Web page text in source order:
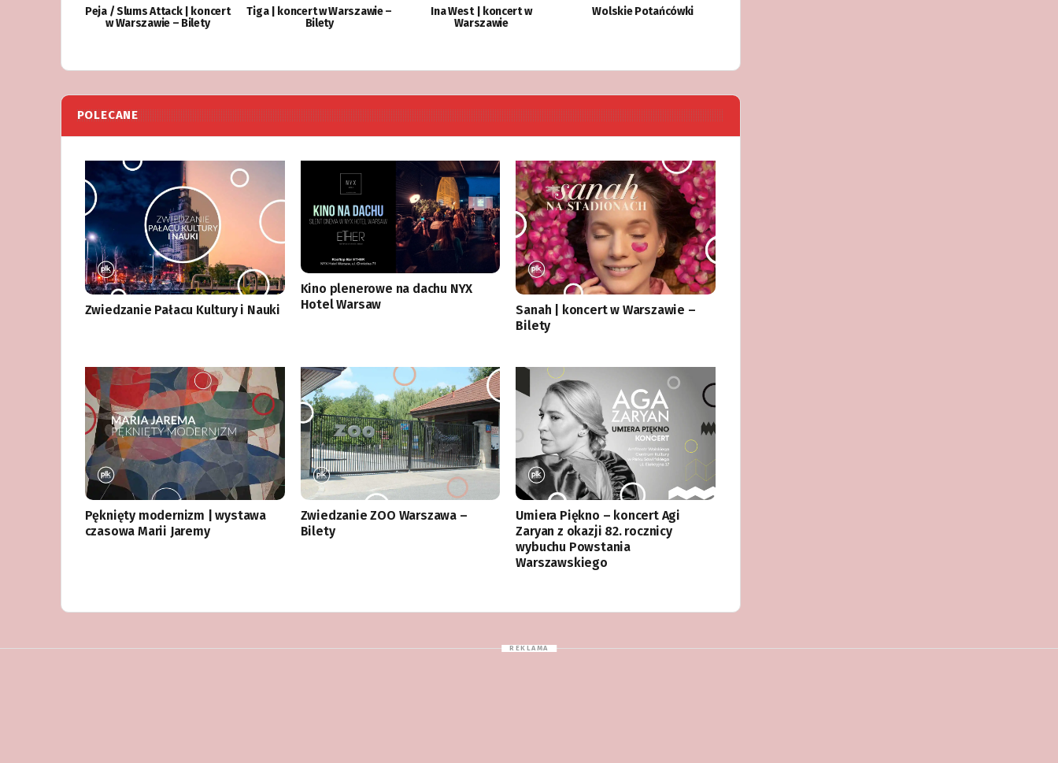
Peja / Slums Attack | koncert
w Warszawie – Bilety
Tiga | koncert w Warszawie –
Bilety
Ina West | koncert w
Warszawie
Wolskie Potańcówki
POLECANE
Zwiedzanie Pałacu Kultury i Nauki
Kino plenerowe na dachu NYX
Hotel Warsaw
Sanah | koncert w Warszawie –
Bilety
Pęknięty modernizm | wystawa
czasowa Marii Jaremy
Zwiedzanie ZOO Warszawa –
Bilety
Umiera Piękno – koncert Agi
Zaryan z okazji 82. rocznicy
wybuchu Powstania
Warszawskiego